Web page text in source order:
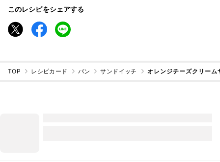
このレシピをシェアする
TOP レシピカード パン サンドイッチ オレンジチーズクリー